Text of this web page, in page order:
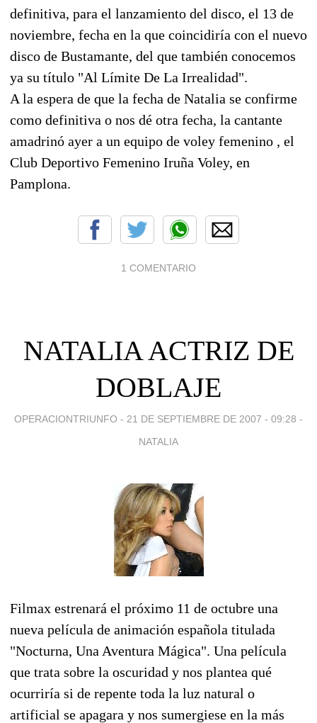
definitiva, para el lanzamiento del disco, el 13 de
noviembre, fecha en la que coincidiría con el nuevo
disco de Bustamante, del que también conocemos
ya su título "Al Límite De La Irrealidad".
A la espera de que la fecha de Natalia se confirme
como definitiva o nos dé otra fecha, la cantante
amadrinó ayer a un equipo de voley femenino , el
Club Deportivo Femenino Iruña Voley, en
Pamplona.
1 COMENTARIO
NATALIA ACTRIZ DE
DOBLAJE
OPERACIONTRIUNFO - 21 DE SEPTIEMBRE DE 2007 - 09:28 -
NATALIA
Filmax estrenará el próximo 11 de octubre una
nueva película de animación española titulada
"Nocturna, Una Aventura Mágica". Una película
que trata sobre la oscuridad y nos plantea qué
ocurriría si de repente toda la luz natural o
artificial se apagara y nos sumergiese en la más